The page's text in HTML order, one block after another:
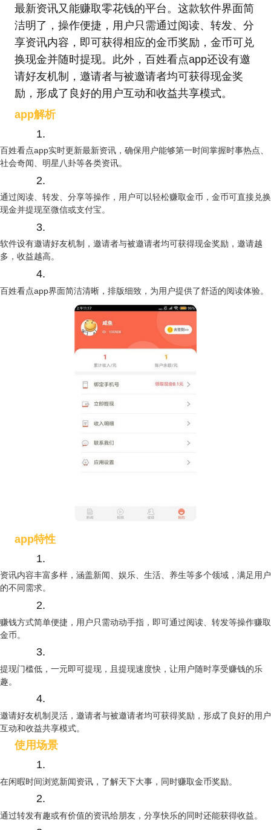
最新资讯又能赚取零花钱的平台。这款软件界面简
洁明了，操作便捷，用户只需通过阅读、转发、分
享资讯内容，即可获得相应的金币奖励，金币可兑
换现金并随时提现。此外，百姓看点app还设有邀
请好友机制，邀请者与被邀请者均可获得现金奖
励，形成了良好的用户互动和收益共享模式。
app解析
1.
百姓看点app实时更新最新资讯，确保用户能够第一时间掌握时事热点、
社会奇闻、明星八卦等各类资讯。
2.
通过阅读、转发、分享等操作，用户可以轻松赚取金币，金币可直接兑换
现金并提现至微信或支付宝。
3.
软件设有邀请好友机制，邀请者与被邀请者均可获得现金奖励，邀请越
多，收益越高。
4.
百姓看点app界面简洁清晰，排版细致，为用户提供了舒适的阅读体验。
app特性
1.
资讯内容丰富多样，涵盖新闻、娱乐、生活、养生等多个领域，满足用户
的不同需求。
2.
赚钱方式简单便捷，用户只需动动手指，即可通过阅读、转发等操作赚取
金币。
3.
提现门槛低，一元即可提现，且提现速度快，让用户随时享受赚钱的乐
趣。
4.
邀请好友机制灵活，邀请者与被邀请者均可获得奖励，形成了良好的用户
互动和收益共享模式。
使用场景
1.
在闲暇时间浏览新闻资讯，了解天下大事，同时赚取金币奖励。
2.
通过转发有趣或有价值的资讯给朋友，分享快乐的同时还能获得收益。